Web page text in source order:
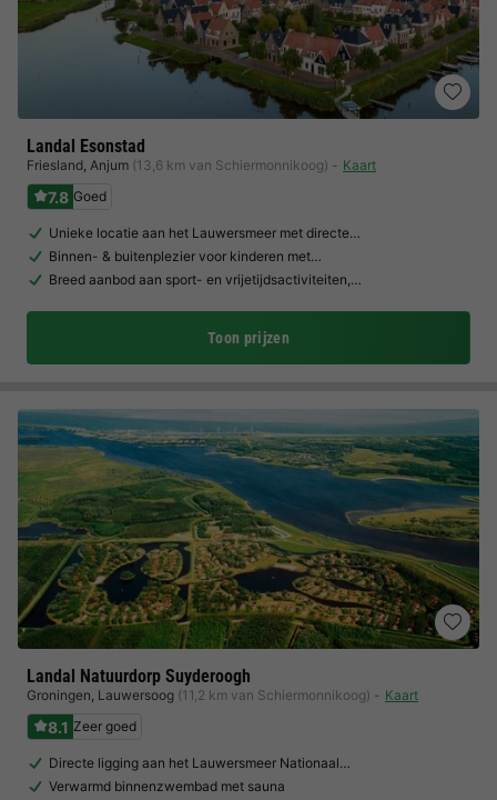
Landal Esonstad
Friesland, Anjum (13,6 km van Schiermonnikoog) Kaart
7.8 Goed
Unieke locatie aan het Lauwersmeer met directe…
Binnen- & buitenplezier voor kinderen met…
Breed aanbod aan sport- en vrijetijdsactiviteiten,…
Toon prijzen
Landal Natuurdorp Suyderoogh
Groningen, Lauwersoog (11,2 km van Schiermonnikoog) Kaart
8.1 Zeer goed
Directe ligging aan het Lauwersmeer Nationaal…
Verwarmd binnenzwembad met sauna